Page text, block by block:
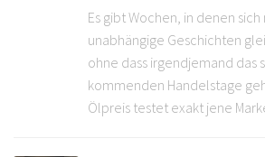
Es gibt Wochen, in denen
unabhängige Geschichten
ohne dass irgendjemand das
kommenden Handelstage
Ölpreis testet exakt jene